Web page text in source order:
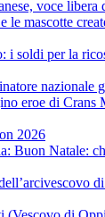
voce libera
mascotte
i soldi per la
nazionale
eroe di Crans
2026
Buon Natale: